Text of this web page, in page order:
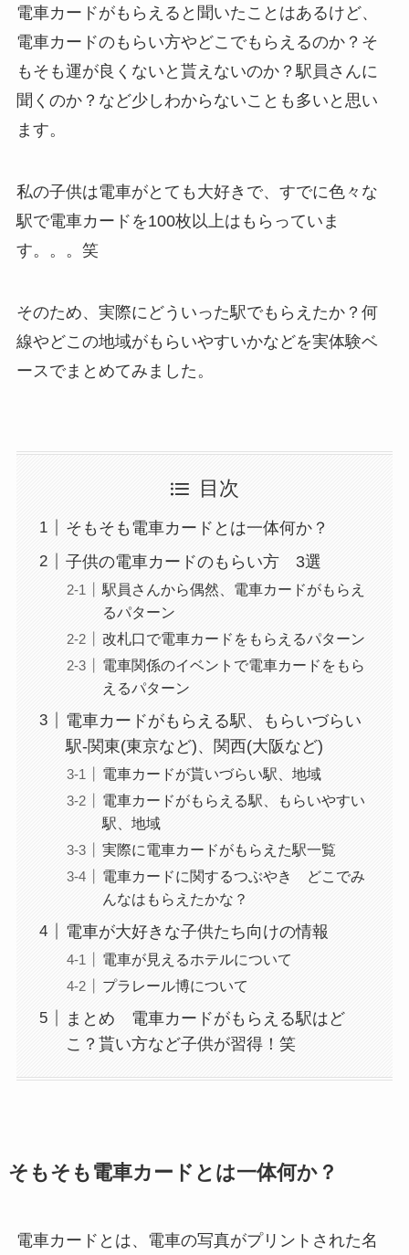
電車カードがもらえると聞いたことはあるけど、
電車カードのもらい方やどこでもらえるのか？そ
もそも運が良くないと貰えないのか？駅員さんに
聞くのか？など少しわからないことも多いと思い
ます。
私の子供は電車がとても大好きで、すでに色々な
駅で電車カードを100枚以上はもらっていま
す。。。笑
そのため、実際にどういった駅でもらえたか？何
線やどこの地域がもらいやすいかなどを実体験ベ
ースでまとめてみました。
目次
そもそも電車カードとは一体何か？
子供の電車カードのもらい方 3選
駅員さんから偶然、電車カードがもらえ
るパターン
改札口で電車カードをもらえるパターン
電車関係のイベントで電車カードをもら
えるパターン
電車カードがもらえる駅、もらいづらい
駅-関東(東京など)、関西(大阪など)
電車カードが貰いづらい駅、地域
電車カードがもらえる駅、もらいやすい
駅、地域
実際に電車カードがもらえた駅一覧
電車カードに関するつぶやき どこでみ
んなはもらえたかな？
電車が大好きな子供たち向けの情報
電車が見えるホテルについて
プラレール博について
まとめ 電車カードがもらえる駅はど
こ？貰い方など子供が習得！笑
そもそも電車カードとは一体何か？
電車カードとは、電車の写真がプリントされた名